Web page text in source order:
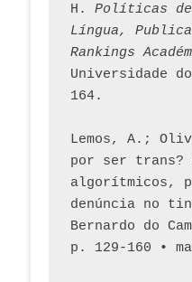
H. Políticas
Língua,
Rankings
Universidade
164.
Lemos, A.;
por ser trans?
algorítmicos,
denúncia no
Bernardo do
p. 129-160 •